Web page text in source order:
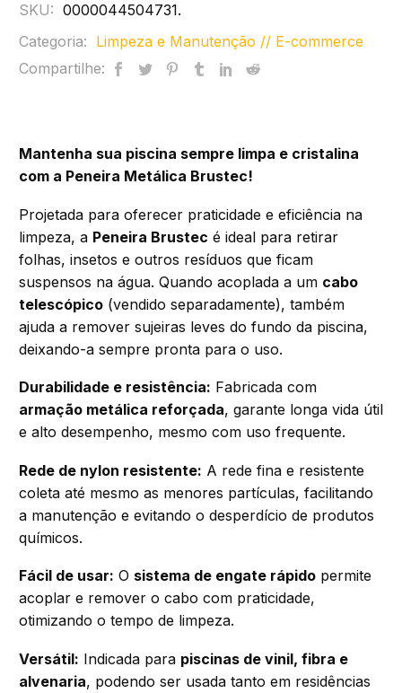
SKU: 0000044504731.
Categoria: Limpeza e Manutenção // E-commerce
Compartilhe:
Mantenha sua piscina sempre limpa e cristalina
com a Peneira Metálica Brustec!
Projetada para oferecer praticidade e eficiência na
limpeza, a Peneira Brustec é ideal para retirar
folhas, insetos e outros resíduos que ficam
suspensos na água. Quando acoplada a um cabo
telescópico (vendido separadamente), também
ajuda a remover sujeiras leves do fundo da piscina,
deixando-a sempre pronta para o uso.
Durabilidade e resistência: Fabricada com
armação metálica reforçada, garante longa vida útil
e alto desempenho, mesmo com uso frequente.
Rede de nylon resistente: A rede fina e resistente
coleta até mesmo as menores partículas, facilitando
a manutenção e evitando o desperdício de produtos
químicos.
Fácil de usar: O sistema de engate rápido permite
acoplar e remover o cabo com praticidade,
otimizando o tempo de limpeza.
Versátil: Indicada para piscinas de vinil, fibra e
alvenaria, podendo ser usada tanto em residências